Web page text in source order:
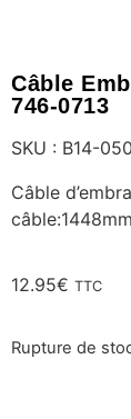
Câble
746-0713
SKU : B14-
Câble
12.95€ TTC
Rupture de